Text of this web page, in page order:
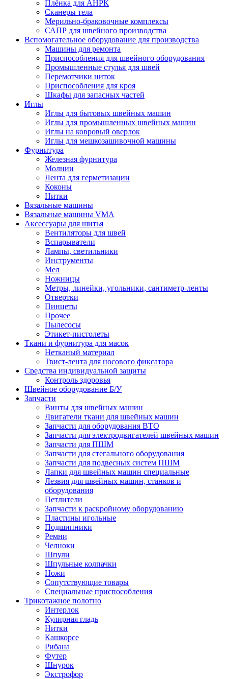
Плёнка для АНРК
Сканеры тела
Мерильно-браковочные комплексы
САПР для швейного производства
Вспомогательное оборудование для производства
Машины для ремонта
Приспособления для швейного оборудования
Промышленные стулья для швей
Перемотчики ниток
Приспособления для кроя
Шкафы для запасных частей
Иглы
Иглы для бытовых швейных машин
Иглы для промышленных швейных машин
Иглы на ковровый оверлок
Иглы для мешкозашивочной машины
Фурнитура
Железная фурнитура
Молнии
Лента для герметизации
Коконы
Нитки
Вязальные машины
Вязальные машины VMA
Аксессуары для шитья
Вентиляторы для швей
Вспарыватели
Лампы, светильники
Инструменты
Мел
Ножницы
Метры, линейки, угольники, сантиметр-ленты
Отвертки
Пинцеты
Прочее
Пылесосы
Этикет-пистолеты
Ткани и фурнитура для масок
Нетканый материал
Твист-лента для носового фиксатора
Средства индивидуальной защиты
Контроль здоровья
Швейное оборудование Б/У
Запчасти
Винты для швейных машин
Двигатели ткани для швейных машин
Запчасти для оборудования ВТО
Запчасти для электродвигателей швейных машин
Запчасти для ПШМ
Запчасти для стегального оборудования
Запчасти для подвесных систем ПШМ
Лапки для швейных машин специальные
Лезвия для швейных машин, станков и
оборудования
Петлители
Запчасти к раскройному оборудованию
Пластины игольные
Подшипники
Ремни
Челноки
Шпули
Шпульные колпачки
Ножи
Сопутствующие товары
Специальные приспособления
Трикотажное полотно
Интерлок
Кулирная гладь
Нитки
Кашкорсе
Рибана
Футер
Шнурок
Экстрофор